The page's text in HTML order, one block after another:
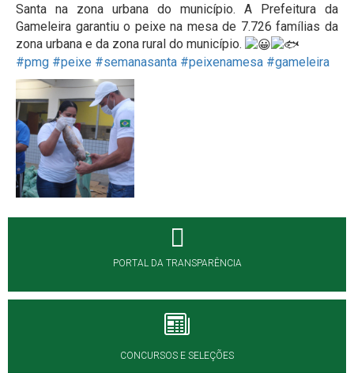
Santa na zona urbana do município. A Prefeitura da
Gameleira garantiu o peixe na mesa de 7.726 famílias da
zona urbana e da zona rural do município.
#pmg #peixe #semanasanta #peixenamesa #gameleira
PORTAL DA TRANSPARÊNCIA
CONCURSOS E SELEÇÕES